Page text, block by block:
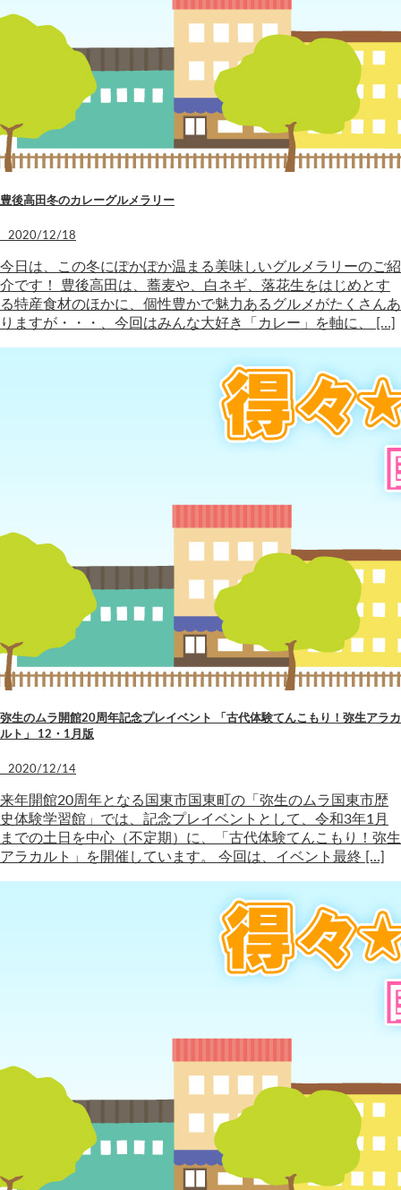
豊後高田冬のカレーグルメラリー
2020/12/18
今日は、この冬にぽかぽか温まる美味しいグルメラリーのご紹
介です！ 豊後高田は、蕎麦や、白ネギ、落花生をはじめとす
る特産食材のほかに、個性豊かで魅力あるグルメがたくさんあ
りますが・・・、今回はみんな大好き「カレー」を軸に、 […]
弥生のムラ開館20周年記念プレイベント 「古代体験てんこもり！弥生アラカ
ルト」 12・1月版
2020/12/14
来年開館20周年となる国東市国東町の「弥生のムラ国東市歴
史体験学習館」では、記念プレイベントとして、令和3年1月
までの土日を中心（不定期）に、「古代体験てんこもり！弥生
アラカルト」を開催しています。 今回は、イベント最終 […]